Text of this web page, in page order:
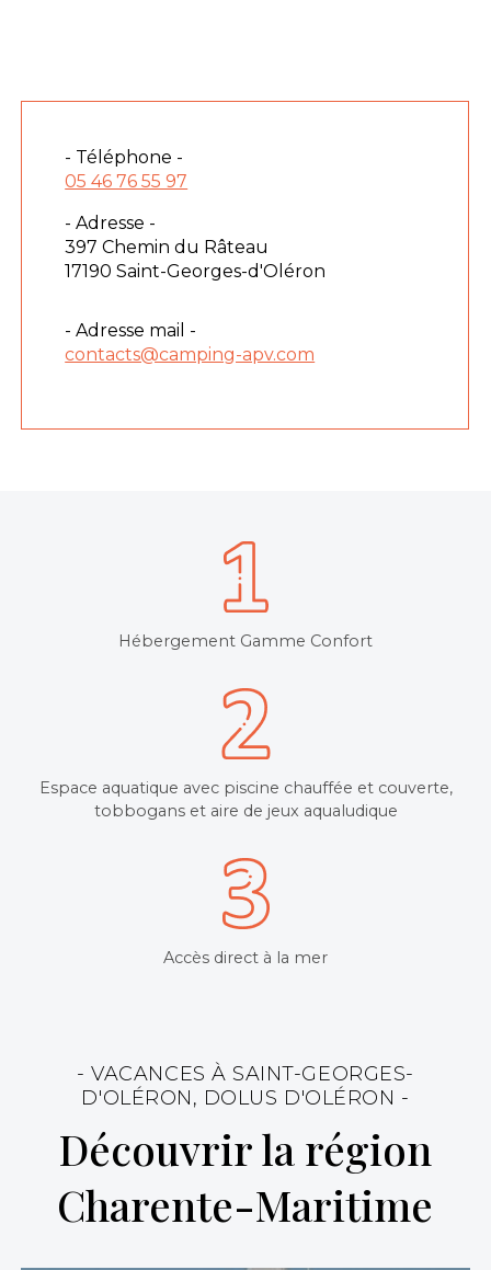
Hébergement Gamme Confort
Espace aquatique avec piscine chauffée et couverte,
tobbogans et aire de jeux aqualudique
Accès direct à la mer
- Téléphone -
05 46 76 55 97
- Adresse -
397 Chemin du Râteau
17190 Saint-Georges-d'Oléron
- Adresse mail -
contacts@camping-apv.com
- VACANCES À SAINT-GEORGES-
D'OLÉRON, DOLUS D'OLÉRON -
Découvrir la région
Charente-Maritime